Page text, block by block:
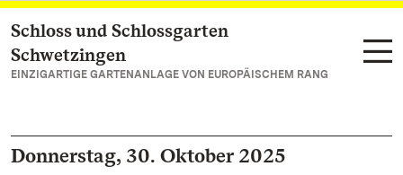
Zum Hauptinhalt springen
Schloss und Schlossgarten
Schwetzingen
EINZIGARTIGE GARTENANLAGE VON EUROPÄISCHEM RANG
Donnerstag, 30. Oktober 2025